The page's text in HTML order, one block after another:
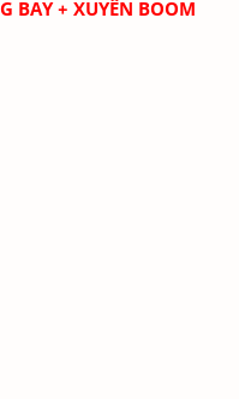
BAY + XUYÊN BOOM